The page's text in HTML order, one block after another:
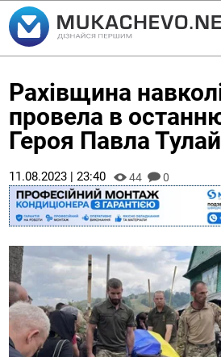
Рахівщина
провела в
Героя Павла
11.08.2023 | 23:40 44 0